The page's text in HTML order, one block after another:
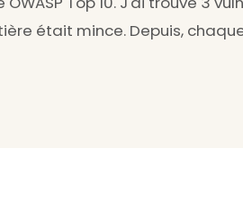
était mince. Depuis,